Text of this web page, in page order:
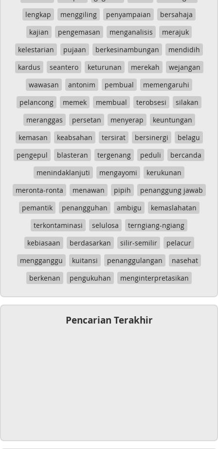
lengkap
menggiling penyampaian
bersahaja
kajian
pengemasan menganalisis
merajuk
kelestarian
pujaan berkesinambungan
mendidih
kardus
seantero keturunan merekah
wejangan
wawasan
antonim pembual
memengaruhi
pelancong
memek membual terobsesi
silakan
meranggas
persetan menyerap
keuntungan
kemasan
keabsahan tersirat bersinergi
belagu
pengepul
blasteran tergenang peduli
bercanda
menindaklanjuti
mengayomi
kerukunan
meronta-ronta
menawan pipih
penanggung jawab
pemantik
penangguhan ambigu
kemaslahatan
terkontaminasi
selulosa
terngiang-ngiang
kebiasaan
berdasarkan silir-semilir
pelacur
mengganggu
kuitansi penanggulangan
nasehat
berkenan
pengukuhan menginterpretasikan
Pencarian Terakhir